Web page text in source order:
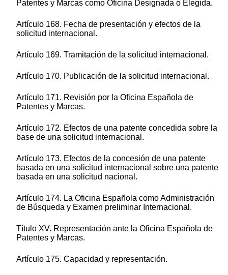
Patentes y Marcas como Oficina Designada o Elegida.
Artículo 168. Fecha de presentación y efectos de la
solicitud internacional.
Artículo 169. Tramitación de la solicitud internacional.
Artículo 170. Publicación de la solicitud internacional.
Artículo 171. Revisión por la Oficina Española de
Patentes y Marcas.
Artículo 172. Efectos de una patente concedida sobre la
base de una solicitud internacional.
Artículo 173. Efectos de la concesión de una patente
basada en una solicitud internacional sobre una patente
basada en una solicitud nacional.
Artículo 174. La Oficina Española como Administración
de Búsqueda y Examen preliminar Internacional.
Título XV. Representación ante la Oficina Española de
Patentes y Marcas.
Artículo 175. Capacidad y representación.